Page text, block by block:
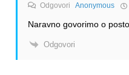
Odgovori Anonymous
Naravno govorimo o
Odgovori